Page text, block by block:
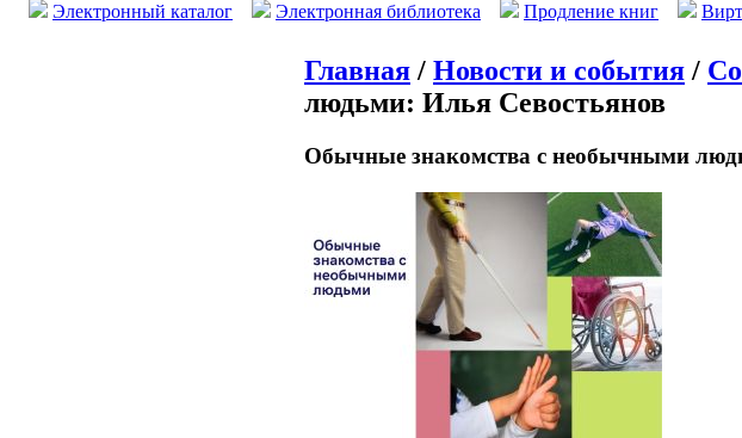
Электронный каталог Электронная библиотека Продление книг
Главная / Новости и события /
людьми: Илья Севостьянов
Обычные знакомства с необычными